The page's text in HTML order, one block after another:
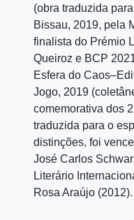
(obra traduzida
Bissau, 2019, pela
finalista do Prémio
Queiroz e BCP
Esfera do
Jogo, 2019
comemorativa dos
traduzida para o
distinções, foi
José Carlos
Literário
Rosa Araújo (2012).